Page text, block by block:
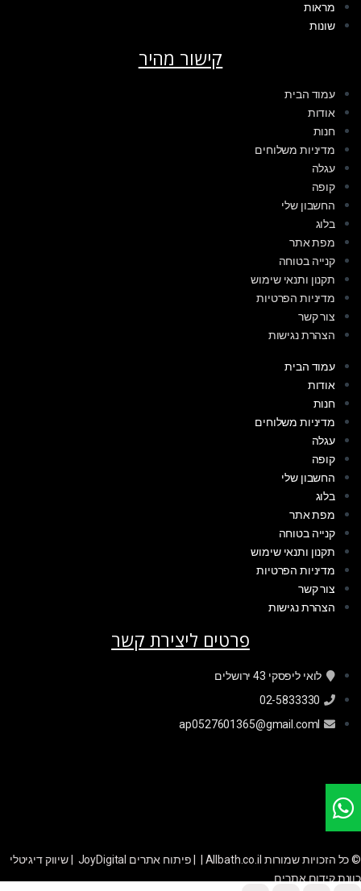
מראות
שונות
קישור מהיר
עמוד הבית
אודות
חנות
מדיניות משלוחים
עגלה
קופה
החשבון שלי
בלוג
מפת אתר
קנייה בטוחה
תקנון ותנאי שימוש
מדיניות הפרטיות
צור קשר
הצהרת נגישות
עמוד הבית
אודות
חנות
מדיניות משלוחים
עגלה
קופה
החשבון שלי
בלוג
מפת אתר
קנייה בטוחה
תקנון ותנאי שימוש
מדיניות הפרטיות
צור קשר
הצהרת נגישות
פרטים ליצירת קשר
לואי ליפסקי 43 ירושלים
02-5833330
ap0527601365@gmail.coml
© כל הזכויות שמורות Allbath.co.il | | פיתוח אתרים JoyDigital
שיווק דיגיטלי
כוונת קידום אתרים